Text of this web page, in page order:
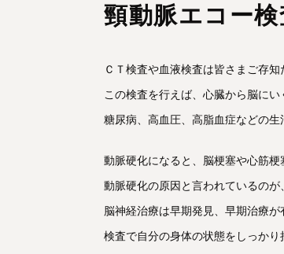
頸動脈エコー
ＣＴ検査や血液検査は皆さまご存
この検査を行えば、心臓から脳にい
糖尿病、高血圧、高脂血症などの生
動脈硬化になると、脳梗塞や心筋梗
動脈硬化の原因と言われているのが
脳神経治療は早期発見、早期治療が
検査で自分の身体の状態をしっか